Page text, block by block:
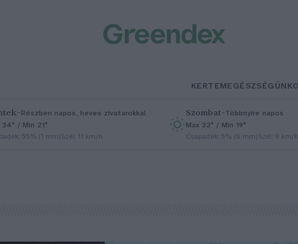
KERTEMEGÉSZSÉGÜNK
–Részben napos, heves zivatarokkal
34° / Min 21°
55% (1 mm)Szél: 11 km/h
Szombat–Többnyire napos
Max 32° / Min 19°
Csapadék: 5% (0 mm)Szél: 9 km/h